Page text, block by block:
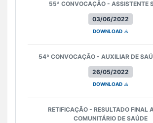
03/06/2022
55ª CONVOCAÇÃO - ASSISTENTE
DOWNLOAD
26/05/2022
54ª CONVOCAÇÃO - AUXILIAR DE
DOWNLOAD
RETIFICAÇÃO - RESULTADO FINAL
COMUNITÁRIO DE SAÚDE